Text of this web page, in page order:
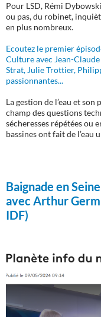
Pour LSD, Rémi
ou pas, du robinet,
en plus nombreux.
Ecoutez le premier
Culture avec Jean-
Strat, Julie Trottier,
passionnantes...
La gestion de l’eau et
champ des questions
sécheresses répétées ou
bassines ont fait de
Baignade en
avec Arthur
IDF)